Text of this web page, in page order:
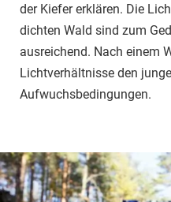
der Kiefer erklären. Die
dichten Wald sind zum
ausreichend. Nach einem
Lichtverhältnisse den
Aufwuchsbedingungen.